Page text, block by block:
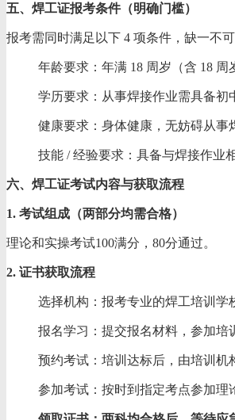
五、焊工证报考条件（明确门槛）
报考需同时满足以下 4 项条件，缺一不可
年龄要求：年满 18 周岁（含 18
学历要求：从事焊接作业需具备初
健康要求：身体健康，无妨碍从事
技能 / 经验要求：具备与焊接作业
六、焊工证考试内容与获取流程
1. 考试组成（两部分均需合格）
理论和实操考试100满分，80分通过。
2. 证书获取流程
选择机构：报考专业的焊工培训学
报名学习：提交报名材料，参加培
预约考试：培训达标后，由培训机
参加考试：按时到指定考点参加理